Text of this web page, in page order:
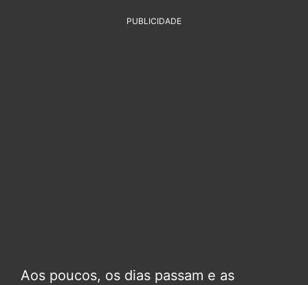
PUBLICIDADE
Aos poucos, os dias passam e as